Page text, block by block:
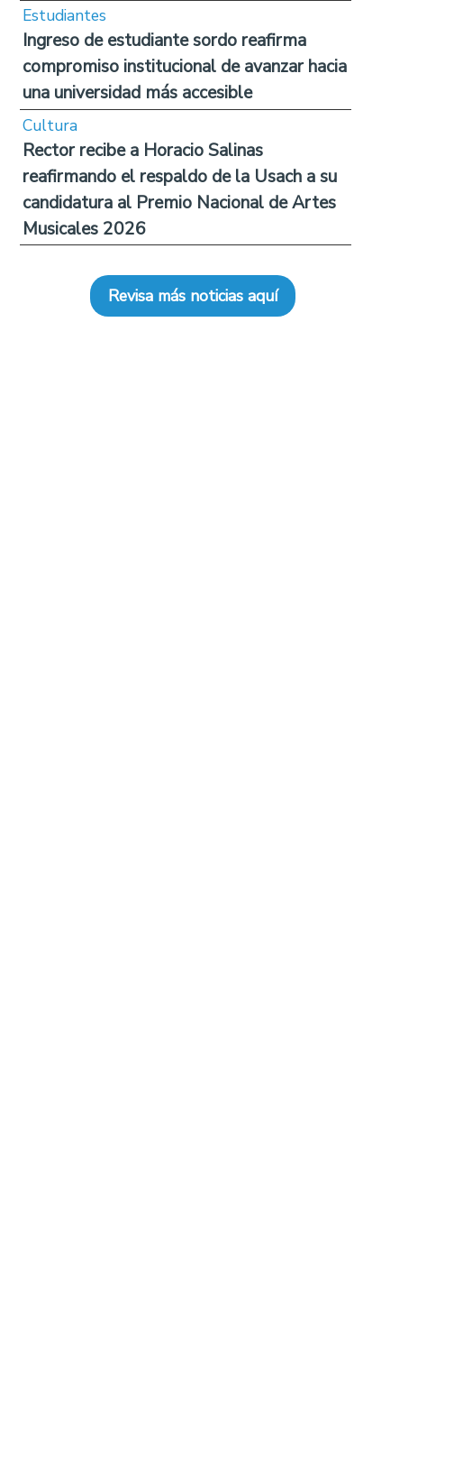
Estudiantes
Ingreso de estudiante sordo reafirma
compromiso institucional de avanzar hacia
una universidad más accesible
Cultura
Rector recibe a Horacio Salinas
reafirmando el respaldo de la Usach a su
candidatura al Premio Nacional de Artes
Musicales 2026
Revisa más noticias aquí